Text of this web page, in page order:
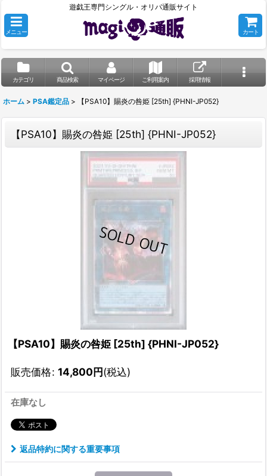
遊戯王専門シングル・オリパ通販サイト
メニュー カート
カテゴリ 商品検索 マイページ ご利用案内 採用情報
ホーム > PSA鑑定品 > 【PSA10】賜炎の咎姫 [25th] {PHNI-JP052}
【PSA10】賜炎の咎姫 [25th] {PHNI-JP052}
【PSA10】賜炎の咎姫 [25th] {PHNI-JP052}
販売価格: 14,800円(税込)
在庫なし
返品特約に関する重要事項